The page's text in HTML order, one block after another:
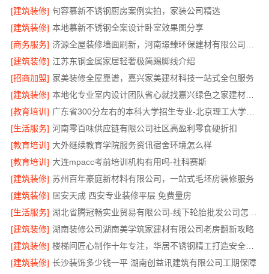
[建筑装修] 句容慕新不锈钢厨房案例实拍，家装公司精选
[建筑装修] 本地慕新不锈钢全案设计卧室效果图分享
[商务服务]
[建筑装修] 江苏东钢金属家居轻奢极简踢脚线介绍
[招商加盟] 家美装修全屋靠谱，嘉兴家美建材科技一站式全包服务
[建筑装修]
本地化专业室内设计团队省心就找嘉兴绿色之家建材科技有限公司
[教育培训]
广东省300分左右的本科大学招生专业-北京理工大学珠海学院继续教育学院
[生活服务] 河南零百味供应链有限公司社区高盈利零食硬折扣
[教育培训] 大外继续教育学院服务资讯宿舍环境怎么样
[教育培训] 大连mpacc考前培训机构有用吗-社科赛斯
[建筑装修] 苏州百年豪庭新材料有限公司，一站式毛坯房装修服务
[建筑装修] 居安天成 西安专业装修平层 免费量房
[生活服务]
[建筑装修] 湖南装修公司湖南美学筑家建材有限公司老房翻新攻略
[建筑装修]
楼梯间匠心制作十年专注，华居不锈钢精工打造安全美观
[建筑装修] 长沙装饰多少钱一平 湖南创益讯建筑有限公司工期保障